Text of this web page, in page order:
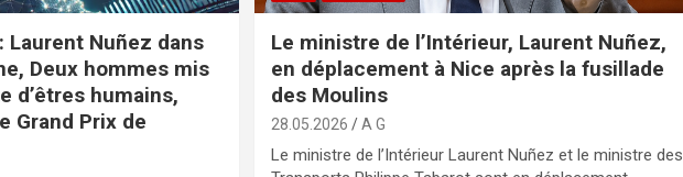
Laurent Nuñez dans
Deux hommes mis
d’êtres humains,
Grand Prix de
Le ministre de l’Intérieur, Laurent Nuñez,
en déplacement à Nice après la fusillade
des Moulins
28.05.2026 A G
Le ministre de l’Intérieur Laurent Nuñez et le ministre des